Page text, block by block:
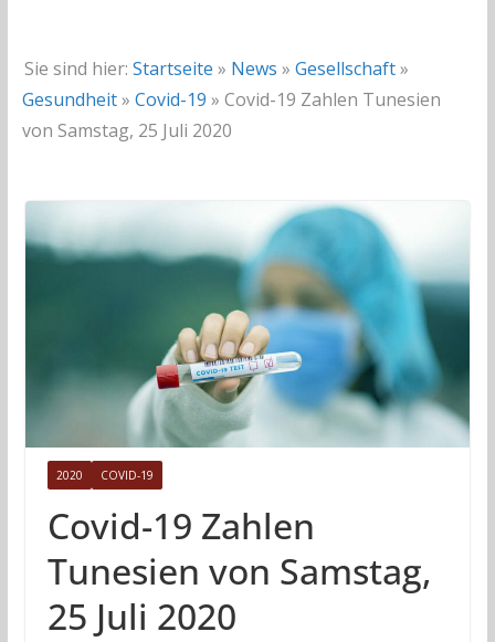
Sie sind hier: Startseite » News » Gesellschaft»
Gesundheit» Covid-19 » Covid-19 Zahlen Tunesien
von Samstag, 25 Juli 2020
2020 COVID-19
Covid-19 Zahlen
Tunesien von Samstag,
25 Juli 2020